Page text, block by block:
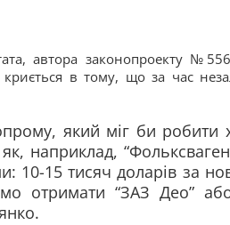
автора законопроекту
в тому, що за час
який міг би робити
наприклад,
10-15 тисяч доларів за
отримати “ЗАЗ Део” або